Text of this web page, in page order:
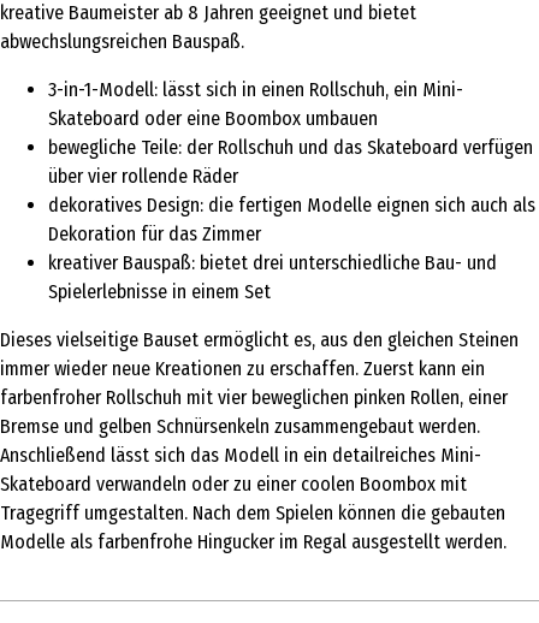
kreative Baumeister ab 8 Jahren geeignet und bietet
abwechslungsreichen Bauspaß.
3-in-1-Modell: lässt sich in einen Rollschuh, ein Mini-
Skateboard oder eine Boombox umbauen
bewegliche Teile: der Rollschuh und das Skateboard verfügen
über vier rollende Räder
dekoratives Design: die fertigen Modelle eignen sich auch als
Dekoration für das Zimmer
kreativer Bauspaß: bietet drei unterschiedliche Bau- und
Spielerlebnisse in einem Set
Dieses vielseitige Bauset ermöglicht es, aus den gleichen Steinen
immer wieder neue Kreationen zu erschaffen. Zuerst kann ein
farbenfroher Rollschuh mit vier beweglichen pinken Rollen, einer
Bremse und gelben Schnürsenkeln zusammengebaut werden.
Anschließend lässt sich das Modell in ein detailreiches Mini-
Skateboard verwandeln oder zu einer coolen Boombox mit
Tragegriff umgestalten. Nach dem Spielen können die gebauten
Modelle als farbenfrohe Hingucker im Regal ausgestellt werden.